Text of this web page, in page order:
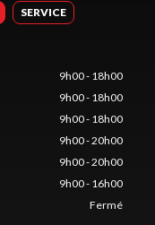
SERVICE
9h00 - 18h00
9h00 - 18h00
9h00 - 18h00
9h00 - 20h00
9h00 - 20h00
9h00 - 16h00
Fermé